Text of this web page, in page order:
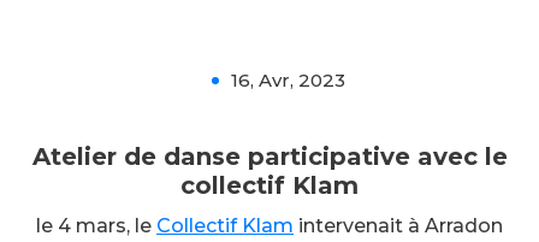
16, Avr, 2023
Atelier de danse participative avec le
collectif Klam
le 4 mars, le Collectif Klam intervenait à Arradon